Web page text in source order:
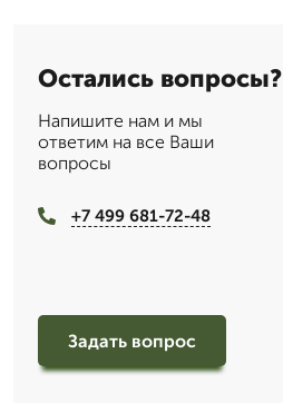
Остались вопросы?
Напишите нам и мы
ответим на все Ваши
вопросы
+7 499 681-72-48
Задать вопрос